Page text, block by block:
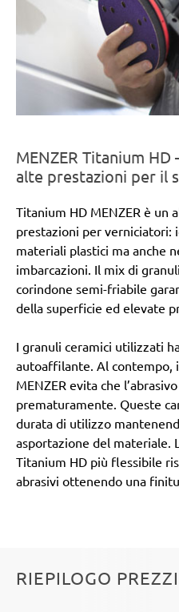
MENZER Titanium
alte prestazioni per il
Titanium HD MENZER è un
prestazioni per verniciatori:
materiali plastici ma anche
imbarcazioni. Il mix di
corindone semi-friabile
della superficie ed elevate
I granuli ceramici utilizzati
autoaffilante. Al contempo,
MENZER evita che
prematuramente. Queste
durata di utilizzo
asportazione del materiale.
Titanium HD più flessibile
abrasivi ottenendo una
RIEPILOGO PREZZI